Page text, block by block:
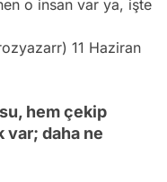
o insan var ya, işte
11 Haziran
hem çekip
var; daha ne